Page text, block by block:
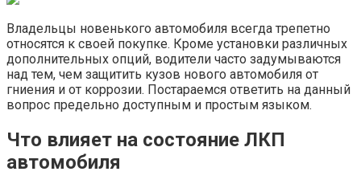
Владельцы новенького автомобиля всегда трепетно
относятся к своей покупке. Кроме установки различных
дополнительных опций, водители часто задумываются
над тем, чем защитить кузов нового автомобиля от
гниения и от коррозии. Постараемся ответить на данный
вопрос предельно доступным и простым языком.
Что влияет на состояние ЛКП
автомобиля